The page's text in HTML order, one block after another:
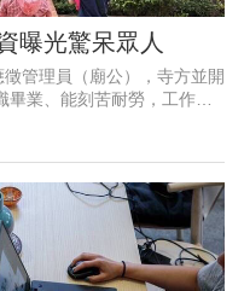
曝光驚呆眾人
管理員（廟公），寺方並開
畢業、能刻苦耐勞，工作內
並開出待遇為月薪2萬